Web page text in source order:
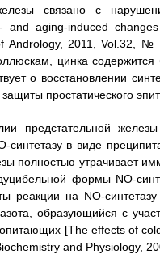
связано с
and aging-induced
2011, Vol.32, №
цинка
о восстановлении
простатического
предстательной железы
в виде
полностью утрачивает
формы NO-
реакции на NO-
образующийся с
[The effects of
and Physiology,